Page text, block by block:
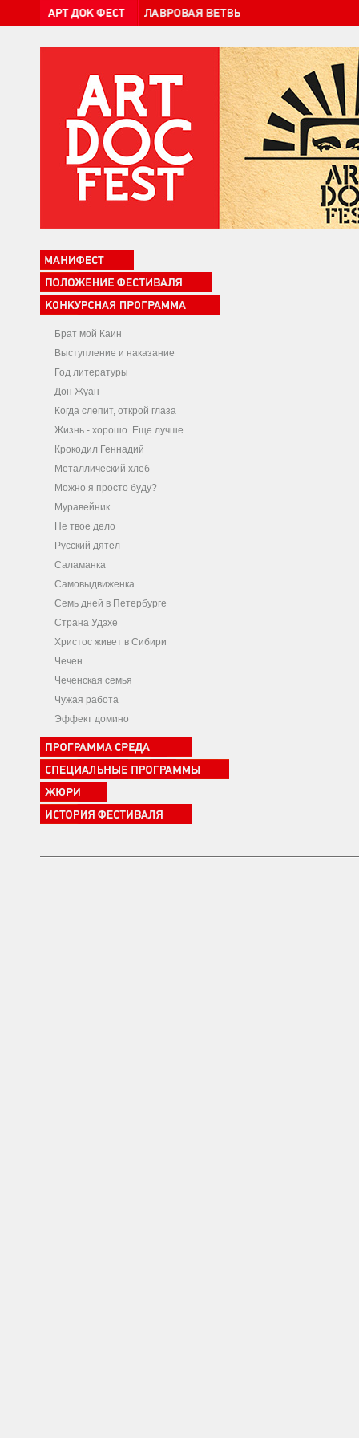
Брат мой Каин
Выступление и наказание
Год литературы
Дон Жуан
Когда слепит, открой глаза
Жизнь - хорошо. Еще лучше
Крокодил Геннадий
Металлический хлеб
Можно я просто буду?
Муравейник
Не твое дело
Русский дятел
Саламанка
Самовыдвиженка
Семь дней в Петербурге
Страна Удэхе
Христос живет в Сибири
Чечен
Чеченская семья
Чужая работа
Эффект домино